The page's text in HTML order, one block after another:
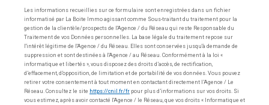
Les informations recueillies sur ce formulaire sont enregistrées dans un fichier
informatisé par La Boite Immo agissant comme Sous-traitant du traitement pour la
gestion de la clientèle/prospects de l'Agence / du Réseau qui reste Responsable du
Traitement de vos Données personnelles. La base légale du traitement repose sur
l'intérêt légitime de l'Agence / du Réseau. Elles sont conservées jusqu'à demande de
suppression et sont destinées à l'Agence / au Réseau. Conformément à la loi «
informatique et libertés », vous disposez des droits d’accès, de rectification,
d’effacement, d’opposition, de limitation et de portabilité de vos données. Vous pouvez
retirer votre consentement à tout moment en contactant directement l’Agence / Le
Réseau. Consultez le site https://cnil.fr/fr pour plus d’informations sur vos droits. Si
vous estimez, après avoir contacté l'Agence / le Réseau, que vos droits « Informatique et